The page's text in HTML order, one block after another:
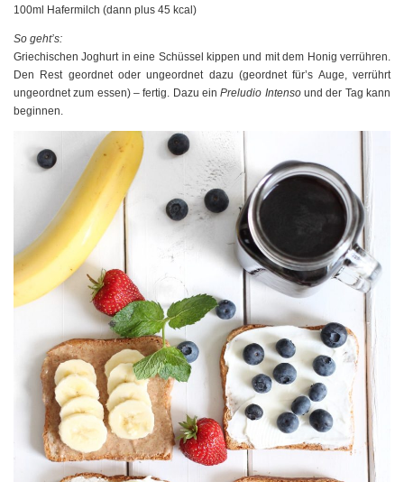
100ml Hafermilch (dann plus 45 kcal)
So geht’s:
Griechischen Joghurt in eine Schüssel kippen und mit dem Honig verrühren.
Den Rest geordnet oder ungeordnet dazu (geordnet für’s Auge, verrührt
ungeordnet zum essen) – fertig. Dazu einPreludio Intensound der Tag kann
beginnen.